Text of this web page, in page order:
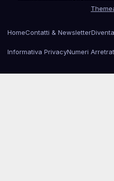
HomeContatti & Newsletter
Informativa PrivacyNumeri